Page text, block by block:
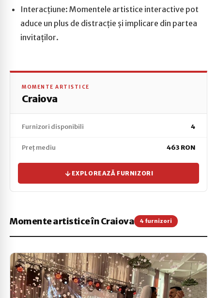
Interacțiune: Momentele artistice interactive pot
aduce un plus de distracție și implicare din partea
invitaților.
MOMENTE ARTISTICE
Craiova
Furnizori disponibili 4
Preț mediu 463 RON
EXPLOREAZĂ FURNIZORI
Momente artistice în Craiova 4 furnizori